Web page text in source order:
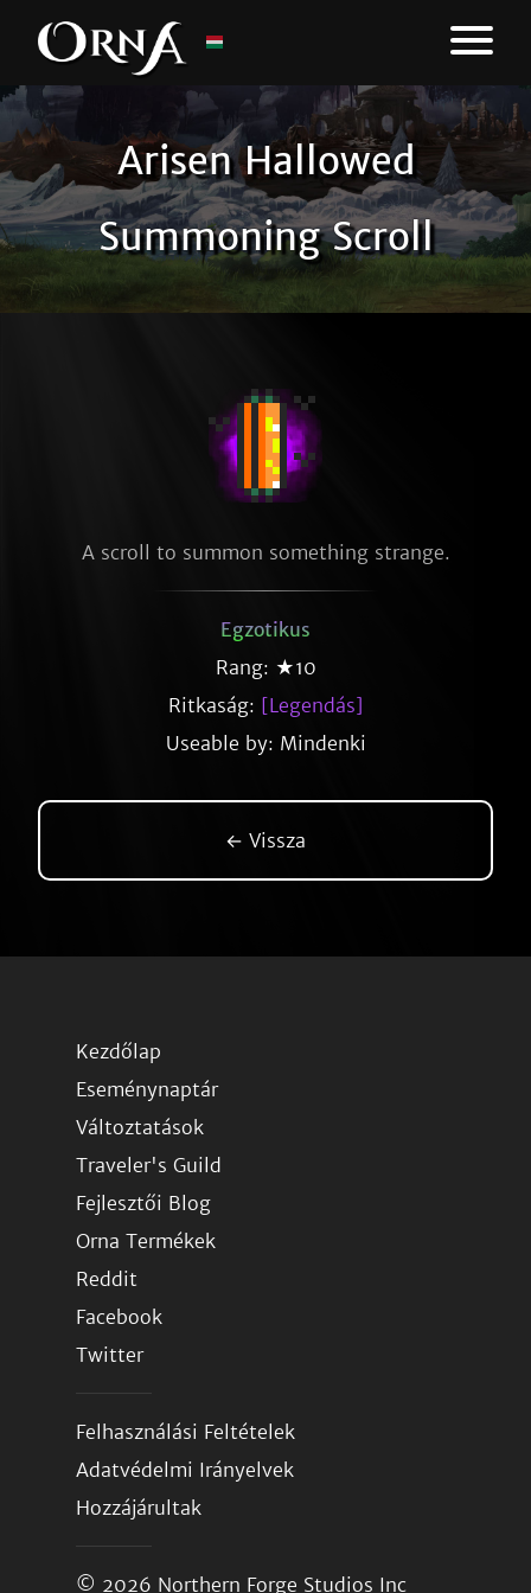
Arisen Hallowed
Summoning Scroll
A scroll to summon something strange.
Egzotikus
Rang: ★10
Ritkaság: [Legendás]
Useable by: Mindenki
← Vissza
Kezdőlap
Eseménynaptár
Változtatások
Traveler's Guild
Fejlesztői Blog
Orna Termékek
Reddit
Facebook
Twitter
Felhasználási Feltételek
Adatvédelmi Irányelvek
Hozzájárultak
© 2026 Northern Forge Studios Inc